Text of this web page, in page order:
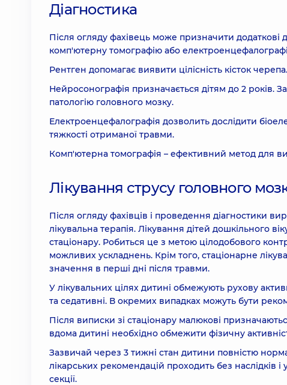
Діагностика
Після огляду фахівець може призначити
комп'ютерну томографію або
Рентген допомагає виявити цілісність кісток черепа.
Нейросонографія призначається дітям до 2
патологію головного мозку.
Електроенцефалографія дозволить дослідити
тяжкості отриманої травми.
Комп'ютерна томографія – ефективний метод для
Лікування струсу головного
Після огляду фахівців і проведення діагностики
лікувальна терапія. Лікування дітей дошкільного
стаціонару. Робиться це з метою цілодобового
можливих ускладнень. Крім того, стаціонарне
значення в перші дні після травми.
У лікувальних цілях дитині обмежують рухову
та седативні. В окремих випадках можуть бути
Після виписки зі стаціонару малюкові
вдома дитині необхідно обмежити фізичну
Зазвичай через 3 тижні стан дитини повністю
лікарських рекомендацій проходить без наслідків
секції.